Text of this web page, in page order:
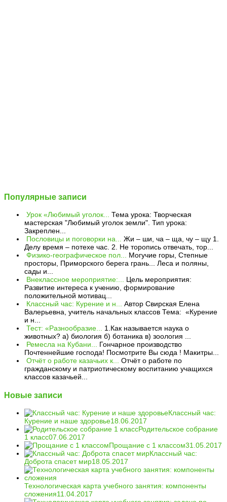
Популярные записи
Урок «Любимый уголок...
Тема урока: Творческая
мастерская "Любимый уголок земли". Тип урока:
Закреплен...
Пословицы и поговорки на...
Жи – ши, ча – ща, чу – щу 1.
Делу время – потехе час. 2. Не торопись отвечать, тор...
Физико-географическое пол...
Могучие горы, Степные
просторы, Приморского берега грань... Леса и поляны,
сады и...
Внеклассное мероприятие:...
Цель мероприятия:
Развитие интереса к учению, формирование
положительной мотивац...
Классный час: Курение и н...
Автор Свирская Елена
Валерьевна, учитель начальных классов Тема: «Курение
и н...
Тест: «Разнообразие...
1.Как называется наука о
животных? а) биология б) ботаника в) зоология ...
Ремесла на Кубани...
Гончарное производство
Почтеннейшие господа! Посмотрите Вы сюда ! Макитры...
Отчёт о работе казачьих к...
Отчёт о работе по
гражданскому и патриотическому воспитанию учащихся
классов казачьей...
Новые записи
Классный час:
Курение и наше здоровье18.06.2017
Родительское собрание
1 класс07.06.2017
Прощание с 1 классом31.05.2017
Классный час:
Доброта спасет мир18.05.2017
Технологическая карта учебного занятия: компоненты
сложения11.04.2017